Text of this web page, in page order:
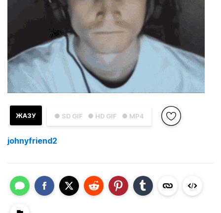
● SD GIF ● HD GIF ● MP4
ЖАЗУ
johnyfriend2